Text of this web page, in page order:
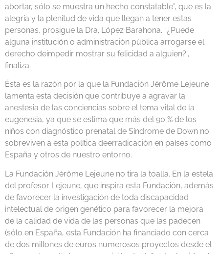
abortar, sólo se muestra un hecho constatable”, que es la
alegría y la plenitud de vida que llegan a tener estas
personas, prosigue la Dra. López Barahona. “¿Puede
alguna institución o administración pública arrogarse el
derecho deimpedir mostrar su felicidad a alguien?”,
finaliza.
Ésta es la razón por la que la Fundación Jérôme Lejeune
lamenta esta decisión que contribuye a agravar la
anestesia de las conciencias sobre el tema vitalde la
eugenesia, ya que se estima que más del 90 % de los
niños con diagnóstico prenatalde Síndrome de Down no
sobreviven a esta política deerradicación en países como
España y otros de nuestro entorno.
La Fundación Jérôme Lejeune no tira la toalla. En la estela
del profesor Lejeune, que inspira esta Fundación, además
de favorecer la investigación de toda discapacidad
intelectual de origen genético para favorecer la mejora
de la calidad de vida de las personas que las padecen
(sólo en España, esta Fundación ha financiado con cerca
de dos millones de euros numerosos proyectos desde el